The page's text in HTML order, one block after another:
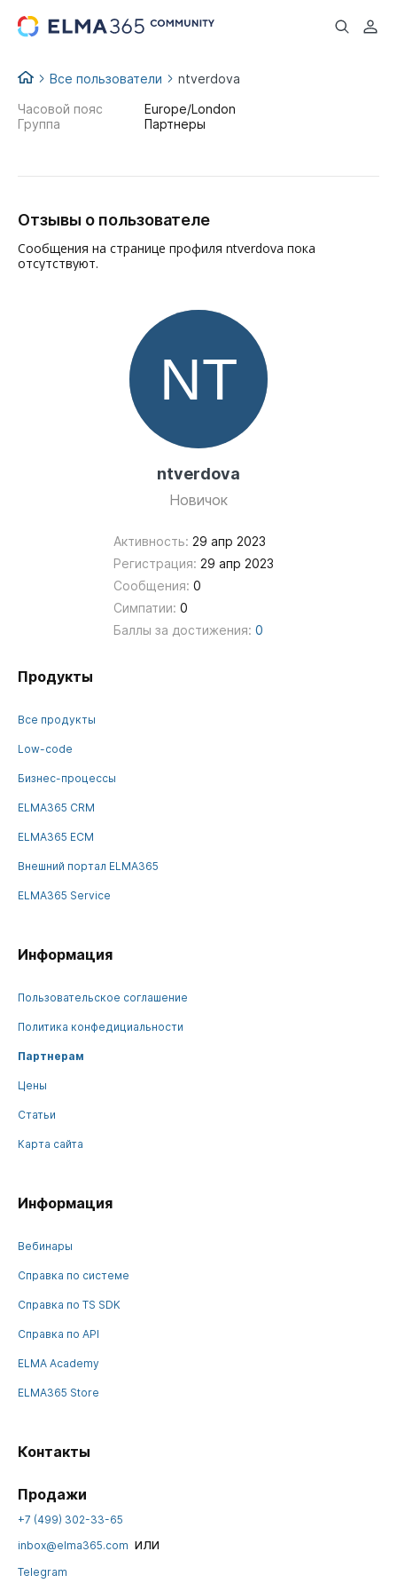
...
Все пользователи ntverdova
ntverdova
Новичок
Активность: 29 апр 2023
Регистрация: 29 апр 2023
Сообщения: 0
Симпатии: 0
Баллы за достижения: 0
Часовой пояс
Europe/London
Группа
Партнеры
Отзывы о пользователе
Сообщения на странице профиля ntverdova пока
отсутствуют.
Продукты
Все продукты
Low-code
Бизнес-процессы
ELMA365 CRM
ELMA365 ECM
Внешний портал ELMA365
ELMA365 Service
Информация
Пользовательское соглашение
Политика конфедициальности
Партнерам
Цены
Статьи
Карта сайта
Информация
Вебинары
Справка по системе
Справка по TS SDK
Справка по API
ELMA Academy
ELMA365 Store
Контакты
Продажи
+7 (499) 302-33-65
inbox@elma365.com или
Telegram